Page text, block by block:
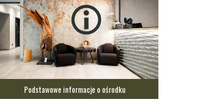
Podstawowe informacje o ośrodku